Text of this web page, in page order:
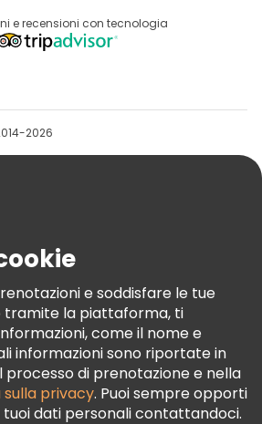
e recensioni con tecnologia
2026
e soddisfare le tue
tramite la piattaforma, ti
come il nome e
informazioni sono riportate in
di prenotazione e nella
privacy. Puoi sempre opporti
dati personali contattandoci.